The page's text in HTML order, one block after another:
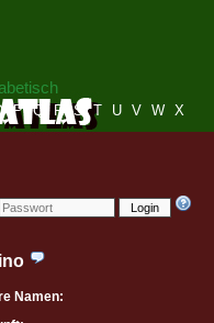
Login
P Q R S T U V W X
Namen: